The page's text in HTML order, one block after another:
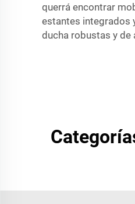
querrá encontrar
estantes integrados
ducha robustas y de